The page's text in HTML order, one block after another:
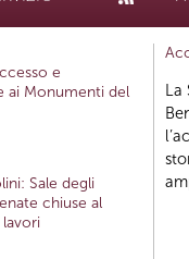
e
ai Monumenti del
Sale degli
chiuse al
La